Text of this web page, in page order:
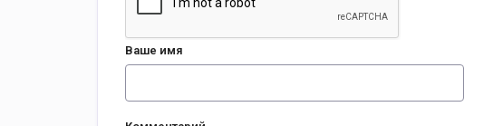
Ваше имя